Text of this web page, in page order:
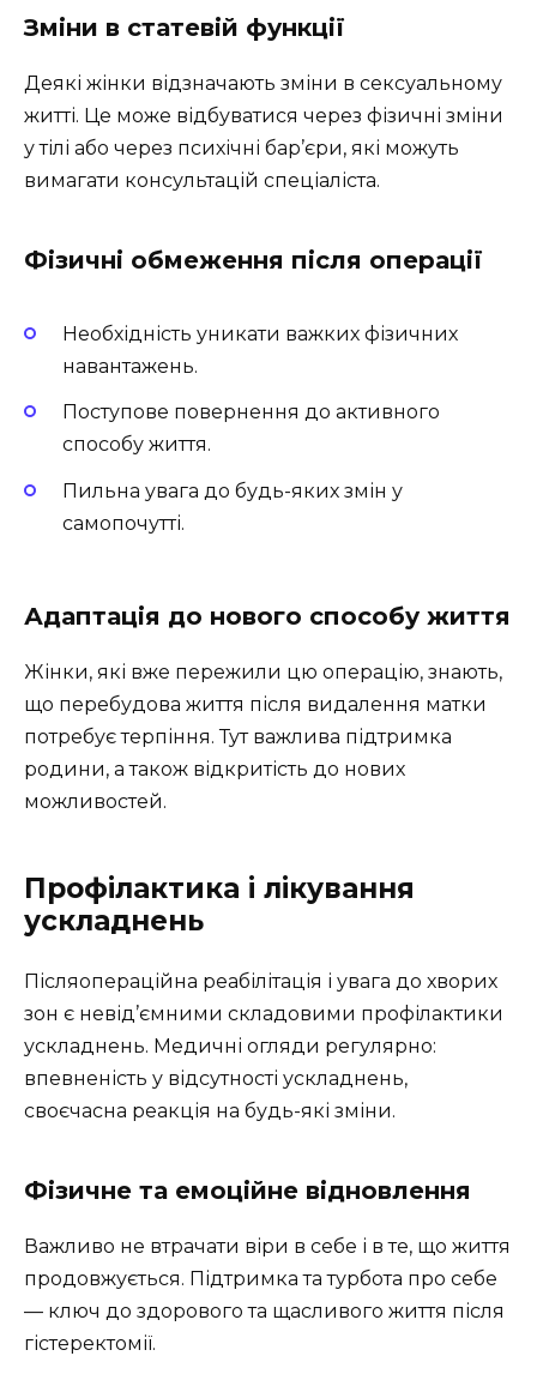
Зміни в статевій функції
Деякі жінки відзначають зміни в сексуальному
житті. Це може відбуватися через фізичні зміни
у тілі або через психічні бар’єри, які можуть
вимагати консультацій спеціаліста.
Фізичні обмеження після операції
Необхідність уникати важких фізичних
навантажень.
Поступове повернення до активного
способу життя.
Пильна увага до будь-яких змін у
самопочутті.
Адаптація до нового способу життя
Жінки, які вже пережили цю операцію, знають,
що перебудова життя після видалення матки
потребує терпіння. Тут важлива підтримка
родини, а також відкритість до нових
можливостей.
Профілактика і лікування
ускладнень
Післяопераційна реабілітація і увага до хворих
зон є невід’ємними складовими профілактики
ускладнень. Медичні огляди регулярно:
впевненість у відсутності ускладнень,
своєчасна реакція на будь-які зміни.
Фізичне та емоційне відновлення
Важливо не втрачати віри в себе і в те, що життя
продовжується. Підтримка та турбота про себе
— ключ до здорового та щасливого життя після
гістеректомії.